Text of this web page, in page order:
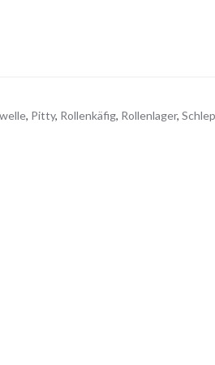
, Pitty, Rollenkäfig, Rollenlager,